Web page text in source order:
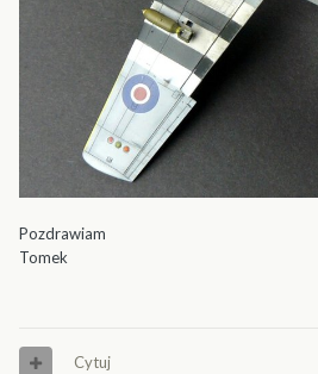
Pozdrawiam
Tomek
Cytuj